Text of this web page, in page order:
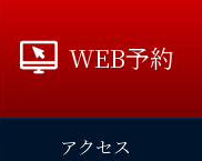
WEB予約
アクセス